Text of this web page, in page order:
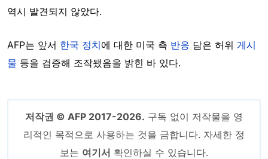
역시 발견되지 않았다.
AFP는 앞서 한국 정치에 대한 미국 측 반응 담은 허위 게시
물 등을 검증해 조작됐음을 밝힌 바 있다.
저작권 © AFP 2017-2026. 구독 없이 저작물을 영
리적인 목적으로 사용하는 것을 금합니다. 자세한 정
보는 여기서 확인하실 수 있습니다.